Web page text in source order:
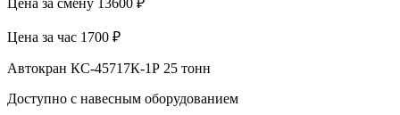
Цена за час 1700 ₽
Автокран КС-45717К-1Р 25 тонн
Доступно с навесным оборудованием